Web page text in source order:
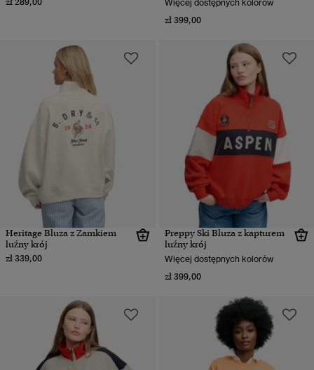
Więcej dostępnych kolorów
zł 399,00
Heritage Bluza z Zamkiem
luźny krój
zł 339,00
Preppy Ski Bluza z kapturem
luźny krój
Więcej dostępnych kolorów
zł 399,00